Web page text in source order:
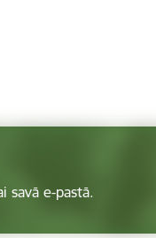
savā e-pastā.